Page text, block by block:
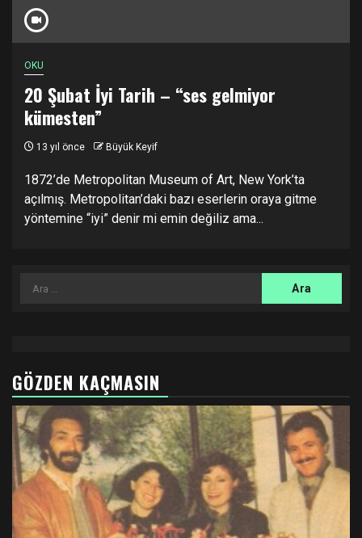
OKU
20 Şubat İyi Tarih – “ses gelmiyor
kümesten”
13 yıl önce Büyük Keyif
1872’de Metropolitan Museum of Art, New York’ta
açılmış. Metropolitan’daki bazı eserlerin oraya gitme
yöntemine “iyi” denir mi emin değiliz ama...
Arama:
GÖZDEN KAÇMASIN